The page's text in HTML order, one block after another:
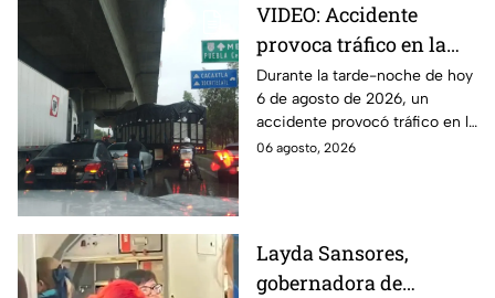
VIDEO: Accidente
provoca tráfico en la
autopista México-
Puebla HOY
Durante la tarde-noche de hoy
6 de agosto de 2026, un
accidente provocó tráfico en la
autopista México-Puebla. Aquí
06 agosto, 2026
Layda Sansores,
gobernadora de